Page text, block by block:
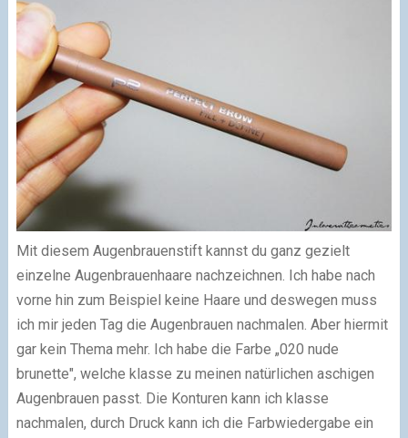
Mit diesem Augenbrauenstift kannst du ganz gezielt
einzelne Augenbrauenhaare nachzeichnen. Ich habe nach
vorne hin zum Beispiel keine Haare und deswegen muss
ich mir jeden Tag die Augenbrauen nachmalen. Aber hiermit
gar kein Thema mehr. Ich habe die Farbe „020 nude
brunette", welche klasse zu meinen natürlichen aschigen
Augenbrauen passt. Die Konturen kann ich klasse
nachmalen, durch Druck kann ich die Farbwiedergabe ein